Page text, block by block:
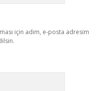
için adım, e-posta adresim